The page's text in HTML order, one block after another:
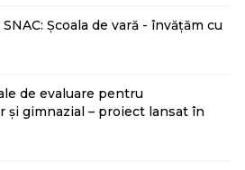
Școala de vară - învățăm cu
de evaluare pentru
și gimnazial – proiect lansat în